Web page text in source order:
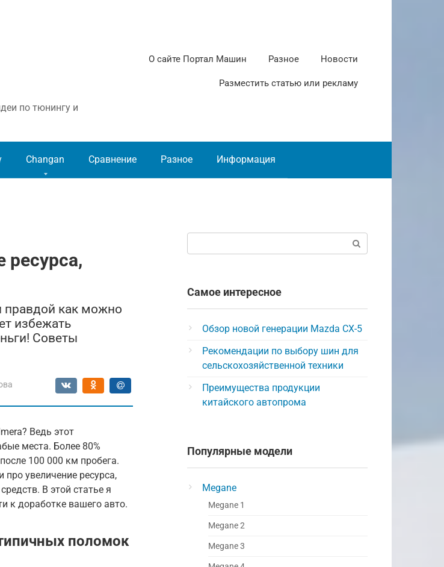
по тюнингу и
О сайте Портал Машин Разное Новости
Разместить статью или рекламу
Changan Сравнение Разное Информация
ресурса,
правдой как можно
избежать
Советы
Ведь этот
места. Более 80%
100 000 км пробега.
увеличение ресурса,
В этой статье я
к доработке вашего авто.
поломок
Самое интересное
Обзор новой генерации Mazda CX-5
Рекомендации по выбору шин для
сельскохозяйственной техники
Преимущества продукции
китайского автопрома
Популярные модели
Megane
Megane 1
Megane 2
Megane 3